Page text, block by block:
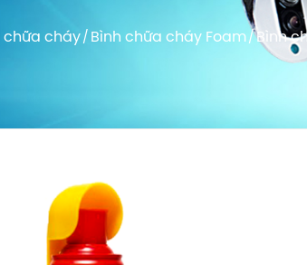
chữa cháy Bình chữa cháy Foam Bình